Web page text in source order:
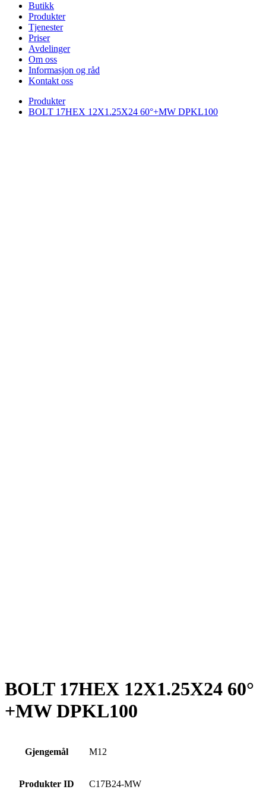
Butikk
Produkter
Tjenester
Priser
Avdelinger
Om oss
Informasjon og råd
Kontakt oss
Produkter
BOLT 17HEX 12X1.25X24 60°+MW DPKL100
BOLT 17HEX 12X1.25X24 60°
+MW DPKL100
Gjengemål M12
Produkter ID C17B24-MW